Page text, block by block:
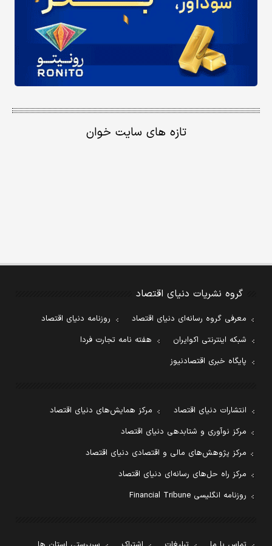
تازه های سایت خوان
گروه نشریات دنیای اقتصاد
معرفی گروه رسانه‌ای دنیای اقتصاد
روزنامه دنیای اقتصاد
شبکه اینترنتی اکوایران
هفته نامه تجارت فردا
پایگاه خبری اقتصادنیوز
انتشارات دنیای اقتصاد
مرکز همایش‌های دنیای اقتصاد
مرکز نوآوری و شتابدهی دنیای اقتصاد
مرکز پژوهش‌های مالی و اقتصادی دنیای اقتصاد
مرکز راه حل‌های رسانه‌ای دنیای اقتصاد
روزنامه انگلیسی Financial Tribune